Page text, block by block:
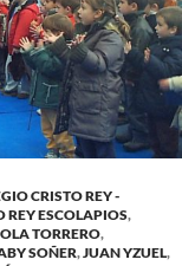
CRISTO REY -
REY ESCOLAPIOS,
TORRERO,
SOÑER,JUAN YZUEL,